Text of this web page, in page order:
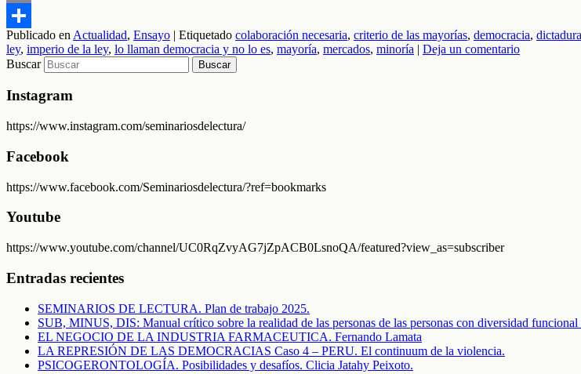
Email
Compartir
Publicado en Actualidad, Ensayo | Etiquetado colaboración necesaria, criterio de las mayorías, democracia,
ley, imperio de la ley, lo llaman democracia y no lo es, mayoría, mercados, minoría | Deja un comentario
Buscar
Instagram
https://www.instagram.com/seminariosdelectura/
Facebook
https://www.facebook.com/Seminariosdelectura/?ref=bookmarks
Youtube
https://www.youtube.com/channel/UC0RqZvyAG7jZpACB0LsnoQA/featured?view_as=subscriber
Entradas recientes
SEMINARIOS DE LECTURA. Plan de trabajo 2025.
SUB, MINUS, DIS: Manual crítico sobre la realidad de las personas de las personas con diversidad
EL NEGOCIO DE LA INDUSTRIA FARMACEUTICA. Fernando Lamata
LA REPRESIÓN DE LAS DEMOCRACIAS Caso 4 – PERU. El continuum de la violencia.
PSICOGERONTOLOGÍA. Posibilidades y desafíos. Clicia Jatahy Peixoto.